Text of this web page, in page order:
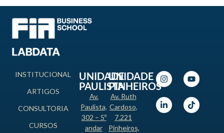
INSTITUCIONAL
ARTIGOS
CONSULTORIA
CURSOS
UNIDADE
PAULISTA
Av.
Paulista,
302 – 5º
andar
UNIDADE
PINHEIROS
Av. Ruth
Cardoso,
7.221
Pinheiros,